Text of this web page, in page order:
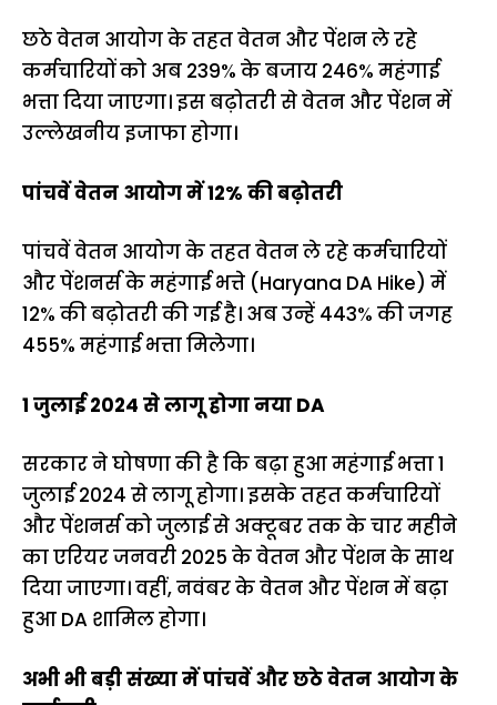
छठे वेतन आयोग के तहत वेतन और पेंशन ले रहे
कर्मचारियों को अब 239% के बजाय 246% महंगाई
भत्ता दिया जाएगा। इस बढ़ोतरी से वेतन और पेंशन में
उल्लेखनीय इजाफा होगा।
पांचवें वेतन आयोग में 12% की बढ़ोतरी
पांचवें वेतन आयोग के तहत वेतन ले रहे कर्मचारियों
और पेंशनर्स के महंगाई भत्ते (Haryana DA Hike) में
12% की बढ़ोतरी की गई है। अब उन्हें 443% की जगह
455% महंगाई भत्ता मिलेगा।
1 जुलाई 2024 से लागू होगा नया DA
सरकार ने घोषणा की है कि बढ़ा हुआ महंगाई भत्ता 1
जुलाई 2024 से लागू होगा। इसके तहत कर्मचारियों
और पेंशनर्स को जुलाई से अक्टूबर तक के चार महीने
का एरियर जनवरी 2025 के वेतन और पेंशन के साथ
दिया जाएगा। वहीं, नवंबर के वेतन और पेंशन में बढ़ा
हुआ DA शामिल होगा।
अभी भी बड़ी संख्या में पांचवें और छठे वेतन आयोग के